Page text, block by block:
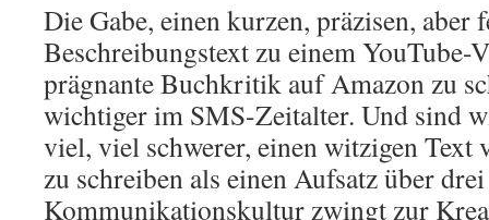
Die Gabe, einen kurzen, präzisen, aber
Beschreibungstext zu einem YouTube-
prägnante Buchkritik auf Amazon zu
wichtiger im SMS-Zeitalter. Und sind
viel, viel schwerer, einen witzigen Text
zu schreiben als einen Aufsatz über
Kommunikationskultur zwingt zur